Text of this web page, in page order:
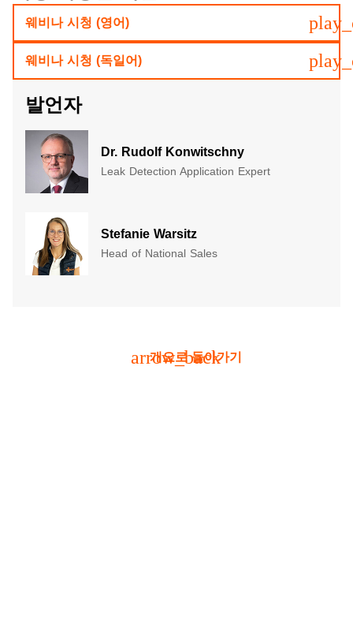
웨비나 시청 (영어)
웨비나 시청 (독일어)
발언자
Dr. Rudolf Konwitschny
Leak Detection Application Expert
Stefanie Warsitz
Head of National Sales
개요로 돌아가기
arrow_back